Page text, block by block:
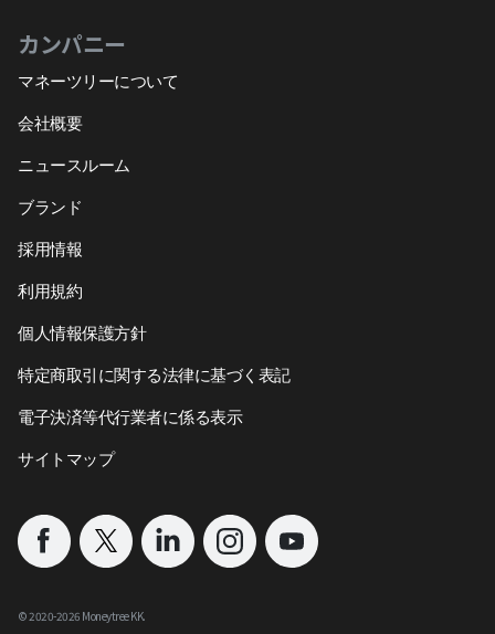
カンパニー
マネーツリーについて
会社概要
ニュースルーム
ブランド
採用情報
利用規約
個人情報保護方針
特定商取引に関する法律に基づく表記
電子決済等代行業者に係る表示
サイトマップ
©︎ 2020-2026 Moneytree KK.